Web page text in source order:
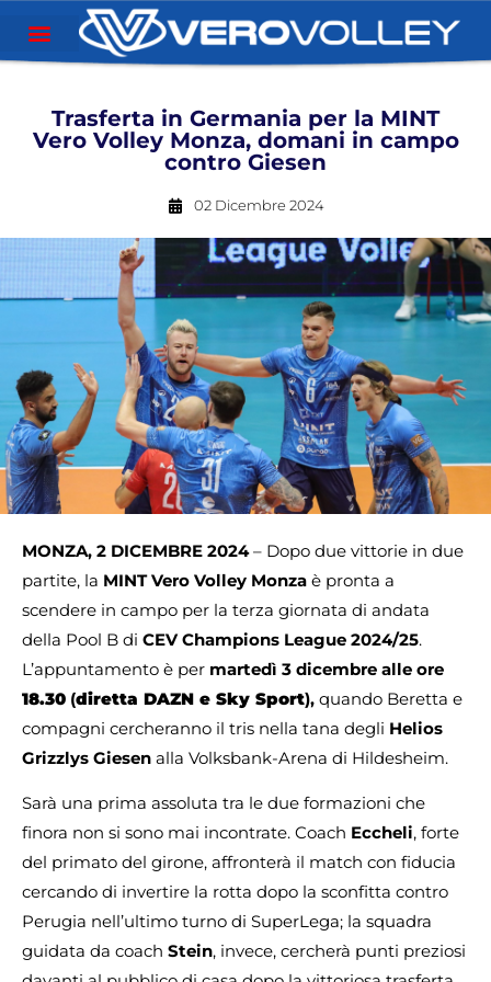
Trasferta in Germania per la MINT
Vero Volley Monza, domani in campo
contro Giesen
02 Dicembre 2024
MONZA, 2 DICEMBRE 2024– Dopo due vittorie in due
partite, la MINT Vero Volley Monza è pronta a
scendere in campo per la terza giornata di andata
della Pool B di CEV Champions League 2024/25.
L’appuntamento è per martedì 3 dicembre alle ore
18.30 (diretta DAZN e Sky Sport), quando Beretta e
compagni cercheranno il tris nella tana degli Helios
Grizzlys Giesen alla Volksbank-Arena di Hildesheim.
Sarà una prima assoluta tra le due formazioni che
finora non si sono mai incontrate. Coach Eccheli, forte
del primato del girone, affronterà il match con fiducia
cercando di invertire la rotta dopo la sconfitta contro
Perugia nell’ultimo turno di SuperLega; la squadra
guidata da coach Stein, invece, cercherà punti preziosi